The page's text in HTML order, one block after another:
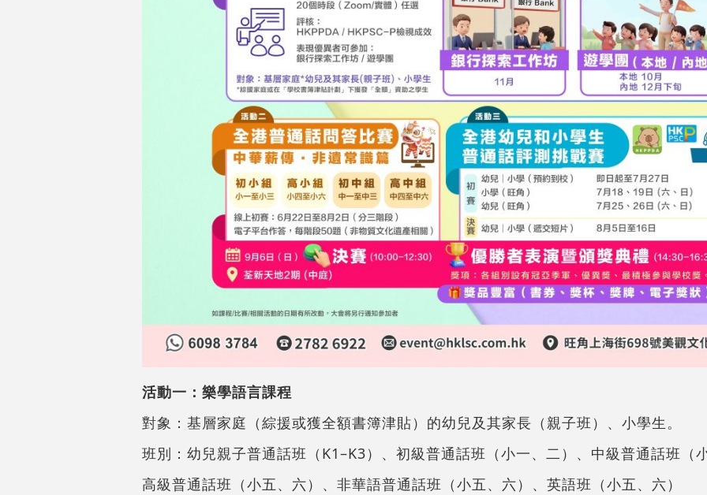
活動一：樂學語言課程
對象：基層家庭（綜援或獲全額書簿津貼）的幼兒及其家長（親子班）、小學生。
班別：幼兒親子普通話班（K1–K3）、初級普通話班（小一、二）、中級普通話班（
高級普通話班（小五、六）、非華語普通話班（小五、六）、英語班（小五、六）